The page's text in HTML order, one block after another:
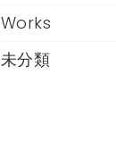
Works
未分類